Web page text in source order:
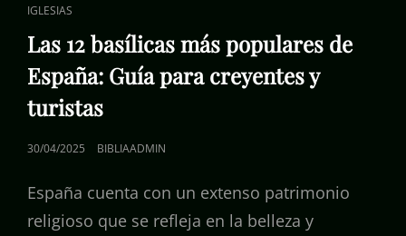
ENLACES
DE
CATEGORÍAS
IGLESIAS
Las 12 basílicas más populares de
España: Guía para creyentes y
turistas
PUBLICADO
30/04/2025 BIBLIAADMIN
España cuenta con un extenso patrimonio
religioso que se refleja en la belleza y